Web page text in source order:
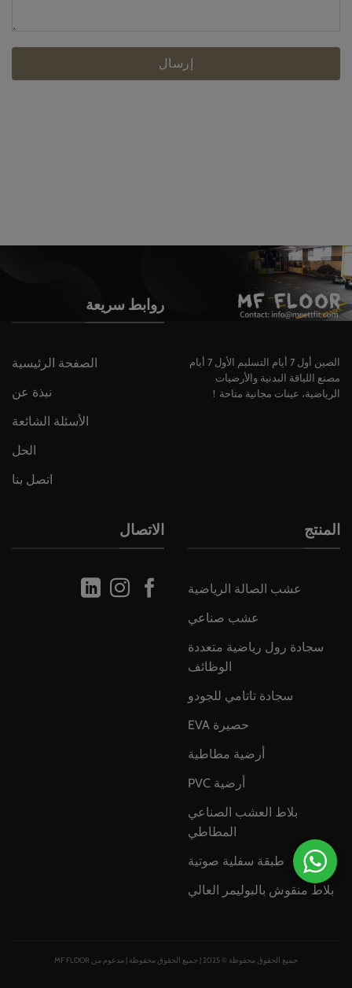
إرسال
الصين أول 7 أيام التسليم الأول 7 أيام
مصنع اللياقة البدنية والأرضيات
الرياضية، عينات مجانية متاحة！
روابط سريعة
الصفحة الرئيسية
نبذة عن
الأسئلة الشائعة
الحل
اتصل بنا
المنتج
عشب الصالة الرياضية
عشب صناعي
سجادة رول رياضية متعددة
الوظائف
سجادة تاتامي للجودو
حصيرة EVA
أرضية مطاطية
أرضية PVC
بلاط العشب الصناعي
المطاطي
طبقة سفلية صوتية
بلاط منقوش بالبوليمر العالي
الاتصال
جميع الحقوق محفوظة © 2025 | جميع الحقوق محفوظة | مدعوم من MF FLOOR